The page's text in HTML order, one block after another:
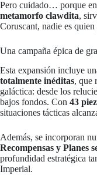
Pero cuidado… porque
metamorfo clawdita,
Coruscant, nadie es quien
Una campaña épica de
Esta expansión incluye
totalmente inéditas, que
galáctica: desde los
bajos fondos. Con 43
situaciones tácticas
Además, se incorporan
Recompensas y Planes
profundidad estratégica
Imperial.